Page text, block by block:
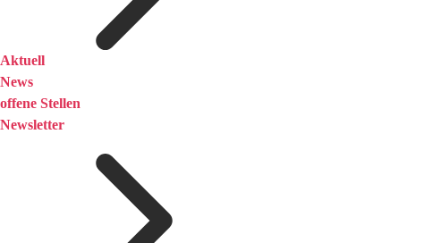
Aktuell
News
offene Stellen
Newsletter